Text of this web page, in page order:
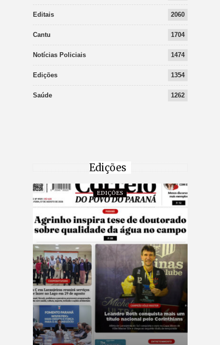
Editais 2060
Cantu 1704
Notícias Policiais 1474
Edições 1354
Saúde 1262
Edições
EDIÇÕES